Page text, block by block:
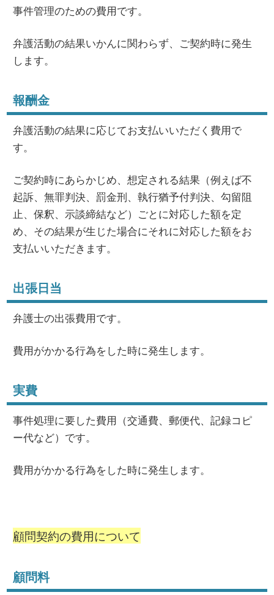
事件管理のための費用です。
弁護活動の結果いかんに関わらず、ご契約時に発生
します。
報酬金
弁護活動の結果に応じてお支払いいただく費用で
す。
ご契約時にあらかじめ、想定される結果（例えば不
起訴、無罪判決、罰金刑、執行猶予付判決、勾留阻
止、保釈、示談締結など）ごとに対応した額を定
め、その結果が生じた場合にそれに対応した額をお
支払いいただきます。
出張日当
弁護士の出張費用です。
費用がかかる行為をした時に発生します。
実費
事件処理に要した費用（交通費、郵便代、記録コピ
ー代など）です。
費用がかかる行為をした時に発生します。
顧問契約の費用について
顧問料